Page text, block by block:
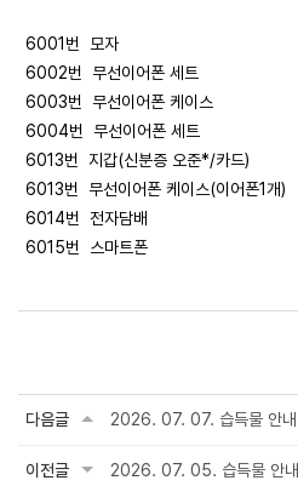
6001번 모자
6002번 무선이어폰 세트
6003번 무선이어폰 케이스
6004번 무선이어폰 세트
6013번 지갑(신분증 오준*/카드)
6013번 무선이어폰 케이스(이어폰1개)
6014번 전자담배
6015번 스마트폰
다음글 2026. 07. 07. 습득물 안내
이전글 2026. 07. 05. 습득물 안내